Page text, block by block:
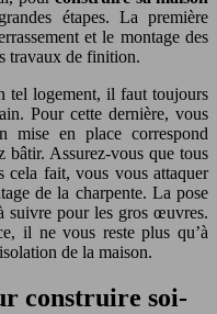
étapes. La première
et le montage des
travaux de finition.
tel logement, il faut toujours
Pour cette dernière, vous
mise en place correspond
bâtir. Assurez-vous que tous
cela fait, vous vous attaquer
de la charpente. La pose
suivre pour les gros œuvres.
il ne vous reste plus qu’à
de la maison.
construire soi-